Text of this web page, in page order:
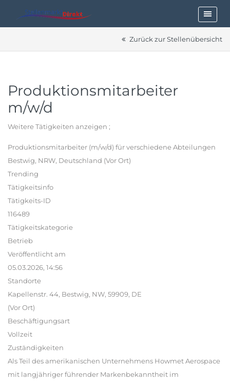
Zurück zur Stellenübersicht
Produktionsmitarbeiter
m/w/d
Weitere Tätigkeiten anzeigen ;
Produktionsmitarbeiter (m/w/d) für verschiedene Abteilungen
Bestwig, NRW, Deutschland (Vor Ort)
Trending
Tätigkeitsinfo
Tätigkeits-ID
116489
Tätigkeitskategorie
Betrieb
Veröffentlicht am
05.03.2026, 14:56
Standorte
Kapellenstr. 44, Bestwig, NW, 59909, DE
(Vor Ort)
Beschäftigungsart
Vollzeit
Zuständigkeiten
Als Teil des amerikanischen Unternehmens Howmet Aerospace
mit langjähriger führender Markenbekanntheit im